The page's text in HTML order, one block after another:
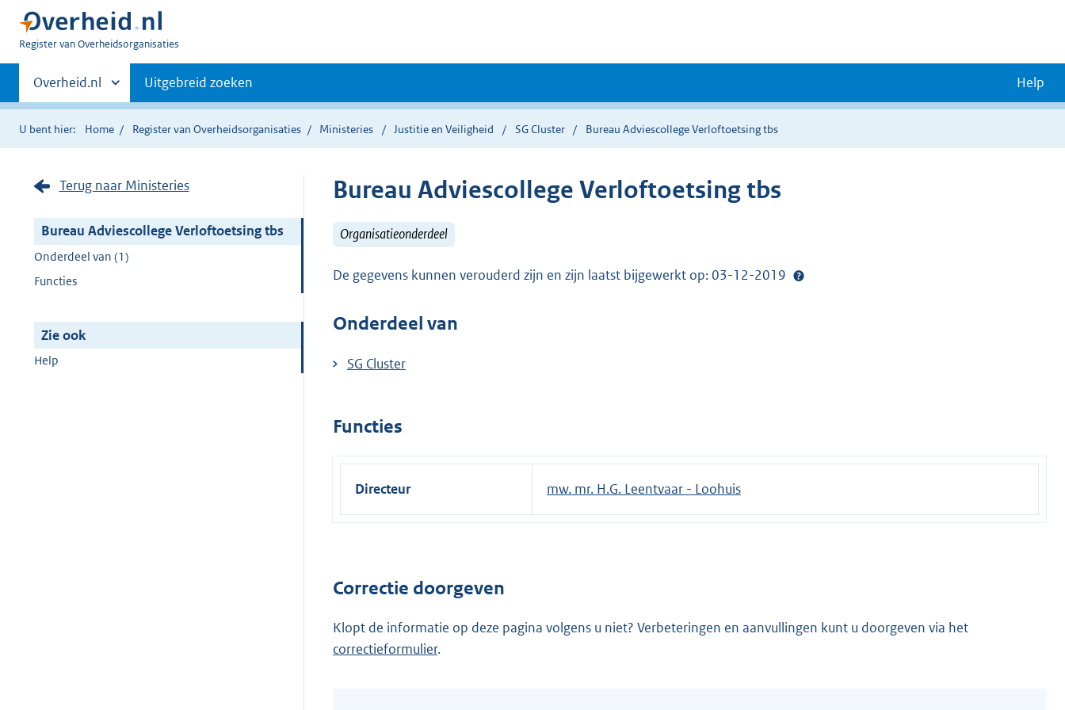
U
Register van Overheidsorganisaties
Primaire
navigatie
Andere
sites
binnen
Overheid.nl Uitgebreid zoeken Help
U bent hier: Home Register van Overheidsorganisaties Ministeries Justitie en Veiligheid SG Cluster Bureau Adviescollege Verloftoetsing tbs
Terug naar Ministeries
Bureau Adviescollege Verloftoetsing tbs
Onderdeel van (1)
Functies
Zie ook
Help
Bureau Adviescollege Verloftoetsing tbs
Organisatieonderdeel
De gegevens kunnen verouderd zijn en zijn laatst bijgewerkt op: 03-12-2019
Onderdeel van
SG Cluster
Functies
Directeur mw. mr. H.G. Leentvaar - Loohuis
Correctie doorgeven
Klopt de informatie op deze pagina volgens u niet? Verbeteringen en aanvullingen kunt u doorgeven via het
correctieformulier.